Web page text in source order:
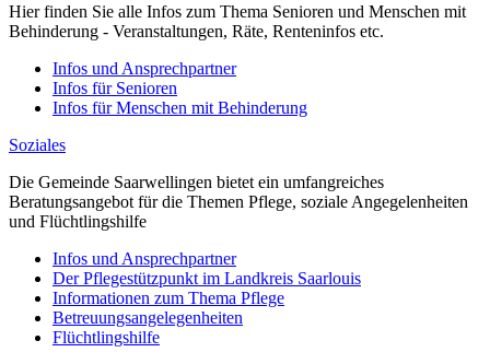
Hier finden Sie alle Infos zum Thema Senioren und Menschen mit
Behinderung - Veranstaltungen, Räte, Renteninfos etc.
Infos und Ansprechpartner
Infos für Senioren
Infos für Menschen mit Behinderung
Soziales
Die Gemeinde Saarwellingen bietet ein umfangreiches
Beratungsangebot für die Themen Pflege, soziale Angegelenheiten
und Flüchtlingshilfe
Infos und Ansprechpartner
Der Pflegestützpunkt im Landkreis Saarlouis
Informationen zum Thema Pflege
Betreuungsangelegenheiten
Flüchtlingshilfe